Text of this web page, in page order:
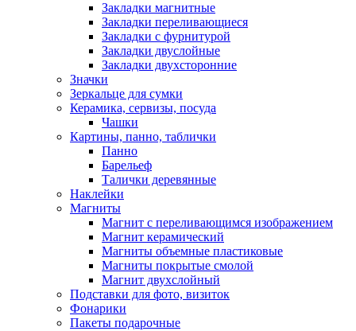
Закладки магнитные
Закладки переливающиеся
Закладки с фурнитурой
Закладки двуслойные
Закладки двухсторонние
Значки
Зеркальце для сумки
Керамика, сервизы, посуда
Чашки
Картины, панно, таблички
Панно
Барельеф
Талички деревянные
Наклейки
Магниты
Магнит с переливающимся изображением
Магнит керамический
Магниты объемные пластиковые
Магниты покрытые смолой
Магнит двухслойный
Подставки для фото, визиток
Фонарики
Пакеты подарочные